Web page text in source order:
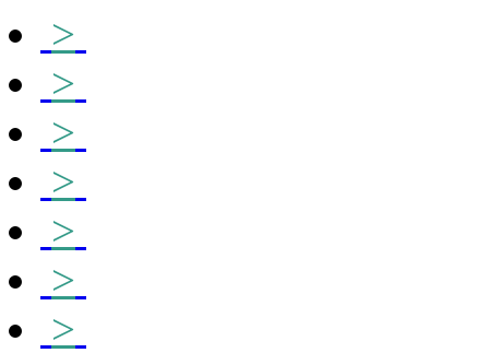
>
>
>
>
>
>
>